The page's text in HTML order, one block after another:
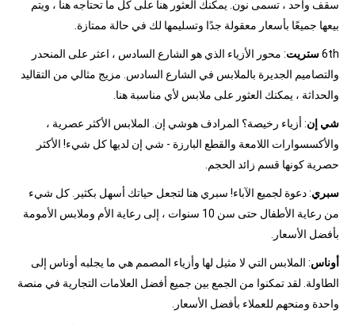
سقف واحد ، تسمى نون. يمكنك العثور هنا على كل ما تحتاجه هنا ، ويتم
بيعها جميعًا بأسعار معقولة جدًا وتسليمها لك في حالة ممتازة.
6thستريت: محور الأزياء الذي هو الشارع السادس ، اعثر على المنحدر
والتصاميم الجديرة بالملابس في الشارع السادس. مزيج مثالي من التقاليد
والحداثة ، يمكنك العثور على ملابس لأي مناسبة هنا.
شي إن: أزياء رخيصة؟ المرادف هوشي إن. الملابس الأكثر عصرية ،
والأكسسوارات اللامعة والقطع البارزة - شي إن لديها كل شيء! الأكثر
حصرية كونها قسم زائد الحجم.
سبري: دعوة لجميع الآباء! سبري هنا لتجعل حياتك أسهل بكثير. كل شيء
من رعاية الأطفال حتى سن 10 سنوات ، إلى رعاية الأم وملابس الأمومة
بأفضل الأسعار.
أوناس: الملابس التي لا مثيل لها وأزياء المصمم هي ما يجلبه أوناس إلى
الطاولة. لقد تمكنوا من الجمع بين جميع أفضل العلامات التجارية في منصة
واحدة ومنحهم للعملاء بأفضل الأسعار.